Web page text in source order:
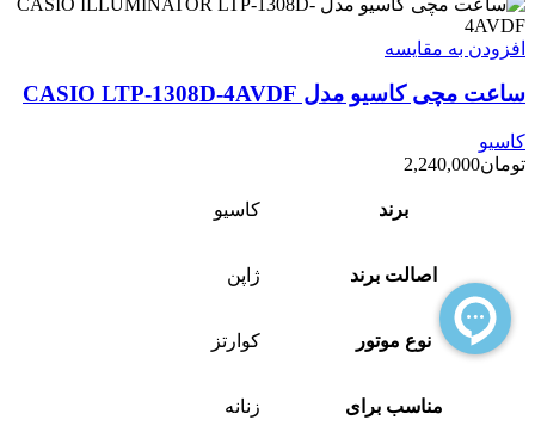
افزودن به مقایسه
ساعت مچی کاسیو مدل CASIO LTP-1308D-4AVDF
کاسیو
تومان2,240,000
برند کاسیو
اصالت برند ژاپن
نوع موتور کوارتز
مناسب برای زنانه